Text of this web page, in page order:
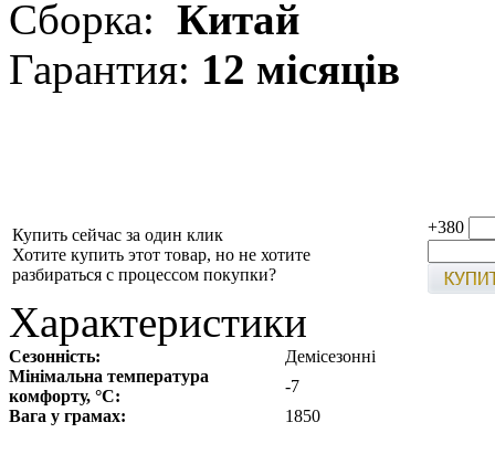
Сборка: Китай
Гарантия: 12 місяців
Купить сейчас за один клик
Хотите купить этот товар, но не хотите
разбираться с процессом покупки?
+380
Характеристики
Сезонність:
Демісезонні
Мінімальна температура
комфорту, °C:
-7
Вага у грамах:
1850